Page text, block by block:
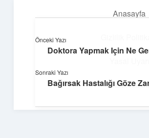
Anasayfa
Teknoloji ve Aşk
Dijital dünyada keyifli bir macera!
Önceki Yazı
Doktora Yapmak Için Ne
Sonraki Yazı
Bağırsak Hastalığı Göze